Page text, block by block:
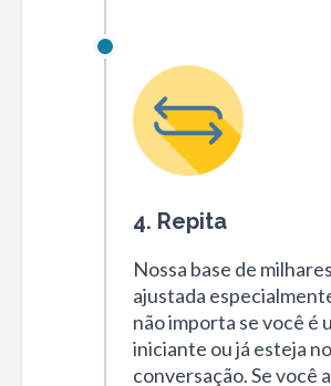
4. Repita
Nossa base de
ajustada
não importa se você é
iniciante ou já esteja
conversação. Se você